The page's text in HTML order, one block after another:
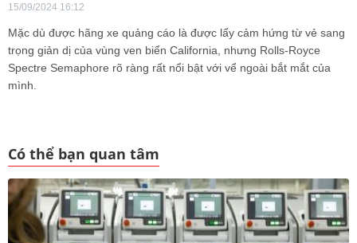
15/09/2024 16:12
Mặc dù được hãng xe quảng cáo là được lấy cảm hứng từ vẻ sang
trọng giản dị của vùng ven biển California, nhưng Rolls-Royce
Spectre Semaphore rõ ràng rất nổi bật với vể ngoài bắt mắt của
mình.
Có thể bạn quan tâm